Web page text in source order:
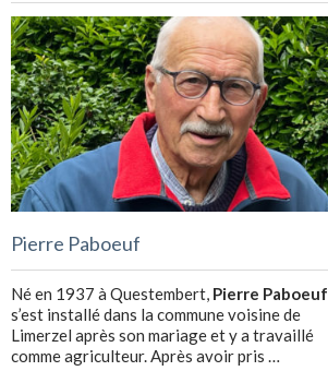
Pierre Paboeuf
Né en 1937 à Questembert, Pierre Paboeuf
s’est installé dans la commune voisine de
Limerzel après son mariage et y a travaillé
comme agriculteur. Après avoir pris …